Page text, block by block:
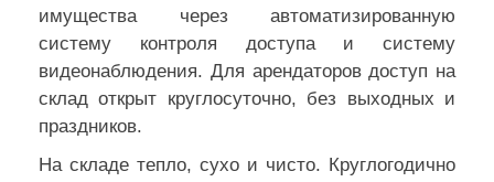
имущества через автоматизированную
систему контроля доступа и систему
видеонаблюдения. Для арендаторов доступ на
склад открыт круглосуточно, без выходных и
праздников.
На складе тепло, сухо и чисто. Круглогодично